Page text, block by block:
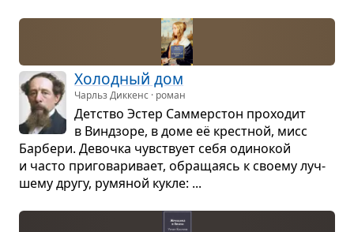
Холод­ный дом
Чарльз Диккенс · роман
Дет­ство Эстер Сам­мер­стон про­хо­дит
в Вин­дзоре, в доме её крест­ной, мисс
Бар­бери. Девочка чув­ствует себя оди­но­кой
и часто при­го­ва­ри­вает, обра­ща­ясь к сво­ему луч­
шему другу, румя­ной кукле: ...